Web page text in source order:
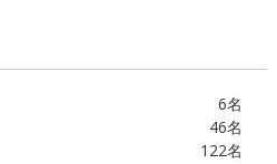
6名
46名
122名